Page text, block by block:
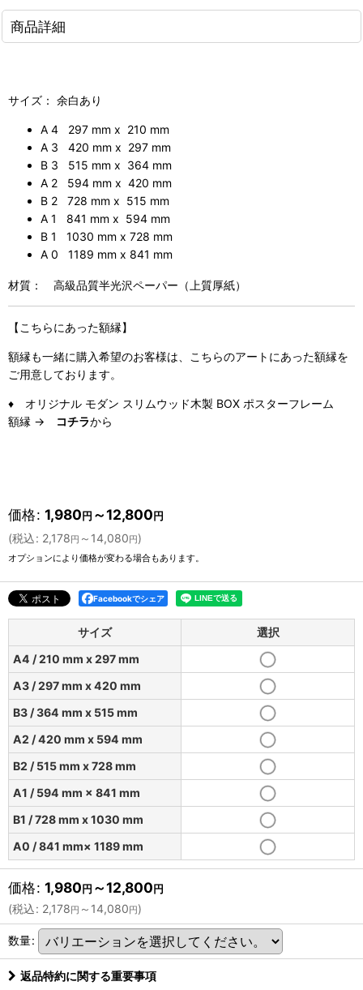
商品詳細
サイズ： 余白あり
A 4 297 mm x 210 mm
A 3 420 mm x 297 mm
B 3 515 mm x 364 mm
A 2 594 mm x 420 mm
B 2 728 mm x 515 mm
A 1 841 mm x 594 mm
B 1 1030 mm x 728 mm
A 0 1189 mm x 841 mm
材質： 高級品質半光沢ペーパー（上質厚紙）
【こちらにあった額縁】
額縁も一緒に購入希望のお客様は、こちらのアートにあった額縁を
ご用意しております。
♦ オリジナル モダン スリムウッド木製 BOX ポスターフレーム
額縁 →
コチラから
価格: 1,980円 ～12,800円
(税込: 2,178円 ～14,080円)
オプションにより価格が変わる場合もあります。
Facebookでシェア
サイズ
選択
A4 / 210 mm x 297 mm
A3 / 297 mm x 420 mm
B3 / 364 mm x 515 mm
A2 / 420 mm x 594 mm
B2 / 515 mm x 728 mm
A1 / 594 mm × 841 mm
B1 / 728 mm x 1030 mm
A0 / 841 mm× 1189 mm
価格: 1,980円 ～12,800円
(税込: 2,178円 ～14,080円)
数量:
返品特約に関する重要事項